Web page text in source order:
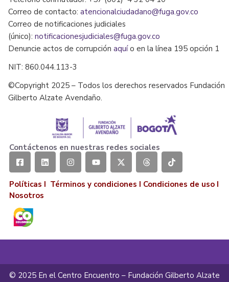
Correo de contacto: atencionalciudadano@fuga.gov.co
Correo de notificaciones judiciales
(único): notificacionesjudiciales@fuga.gov.co
Denuncie actos de corrupción aquío en la línea 195 opción 1
NIT: 860.044.113-3
©Copyright 2025 – Todos los derechos reservados Fundación
Gilberto Alzate Avendaño.
Contáctenos en nuestras redes sociales
Políticas I Términos y condiciones I Condiciones de uso I
Nosotros
© 2025 En el Centro Encuentro – Fundación Gilberto Alzate